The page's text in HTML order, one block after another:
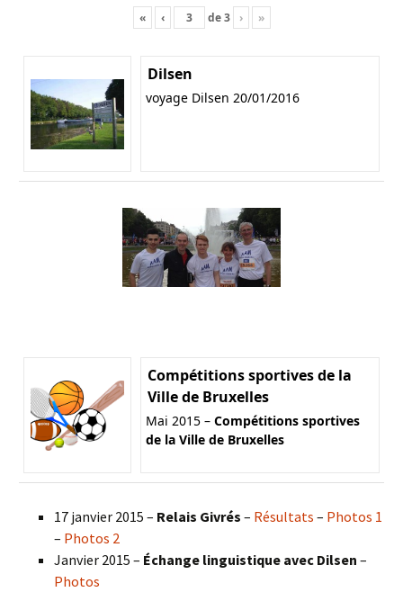
« ‹ de3 › »
Dilsen
voyage Dilsen 20/01/2016
Compétitions sportives de la
Ville de Bruxelles
Mai 2015 – Compétitions sportives
de la Ville de Bruxelles
17 janvier 2015 – Relais Givrés – Résultats – Photos 1
– Photos 2
Janvier 2015 – Échange linguistique avec Dilsen –
Photos